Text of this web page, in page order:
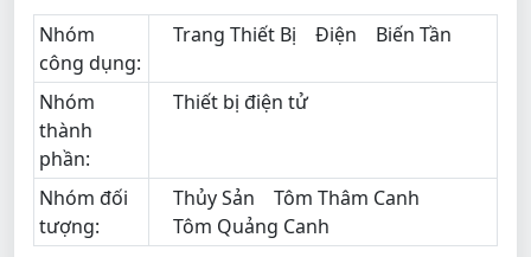
Nhóm
công dụng:
Trang Thiết Bị Điện Biến Tần
Nhóm
thành
phần:
Thiết bị điện tử
Nhóm đối
tượng:
Thủy Sản
Tôm Thâm Canh
Tôm Quảng Canh